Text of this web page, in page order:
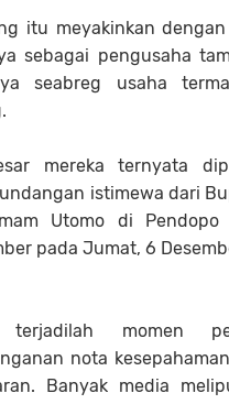
itu meyakinkan
sebagai pengusaha
seabreg usaha
mereka ternyata
istimewa dari
Utomo di Pendopo
pada Jumat, 6
terjadilah momen
nota
Banyak media